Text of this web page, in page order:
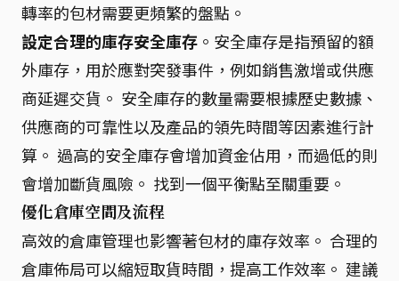
轉率的包材需要更頻繁的盤點。
設定合理的庫存安全庫存 。安全庫存是指預留的額
外庫存，用於應對突發事件，例如銷售激增或供應
商延遲交貨。 安全庫存的數量需要根據歷史數據、
供應商的可靠性以及產品的領先時間等因素進行計
算。 過高的安全庫存會增加資金佔用，而過低的則
會增加斷貨風險。 找到一個平衡點至關重要。
優化倉庫空間及流程
高效的倉庫管理也影響著包材的庫存效率。 合理的
倉庫佈局可以縮短取貨時間，提高工作效率。 建議